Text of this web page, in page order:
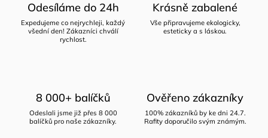
Odesíláme do 24h
Expedujeme co nejrychleji, každý
všední den! Zákazníci chválí
rychlost.
Krásně zabalené
Vše připravujeme ekologicky,
esteticky a s láskou.
8 000+ balíčků
Odeslali jsme již přes 8 000
balíčků pro naše zákazníky.
Ověřeno zákazníky
100% zákazníků by ke dni 24.7.
Rafity doporučilo svým známým.